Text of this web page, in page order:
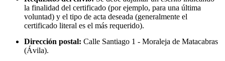
la finalidad del certificado (por ejemplo, para una última
voluntad) y el tipo de acta deseada (generalmente el
certificado literal es el más requerido).
Dirección postal: Calle Santiago 1 - Moraleja de Matacabras
(Ávila).